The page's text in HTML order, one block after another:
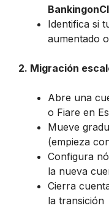
Identifica si
aumentado
2. Migración
Abre una
o Fiare en
Mueve
(empieza
Configura
la nueva
Cierra
la transición